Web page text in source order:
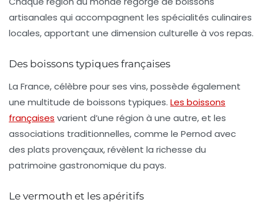
artisanales qui accompagnent les spécialités culinaires
locales, apportant une dimension culturelle à vos repas.
Des boissons typiques françaises
La France, célèbre pour ses vins, possède également
une multitude de boissons typiques. Les boissons
françaises varient d’une région à une autre, et les
associations traditionnelles, comme le Pernod avec
des plats provençaux, révèlent la richesse du
patrimoine gastronomique du pays.
Le vermouth et les apéritifs